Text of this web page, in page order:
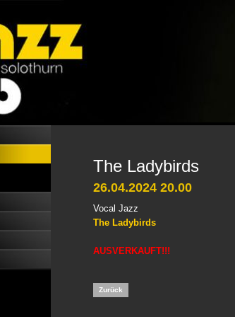
The Ladybirds
26.04.2024 20.00
Vocal Jazz
The Ladybirds
AUSVERKAUFT!!!
Zurück